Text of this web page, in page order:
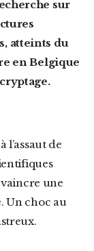
sur
atteints du
enBelgique
l’assaut de
une
Un choc au